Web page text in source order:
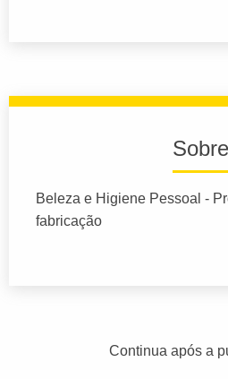
Sobre
Beleza e Higiene Pessoal -
fabricação
Continua após a